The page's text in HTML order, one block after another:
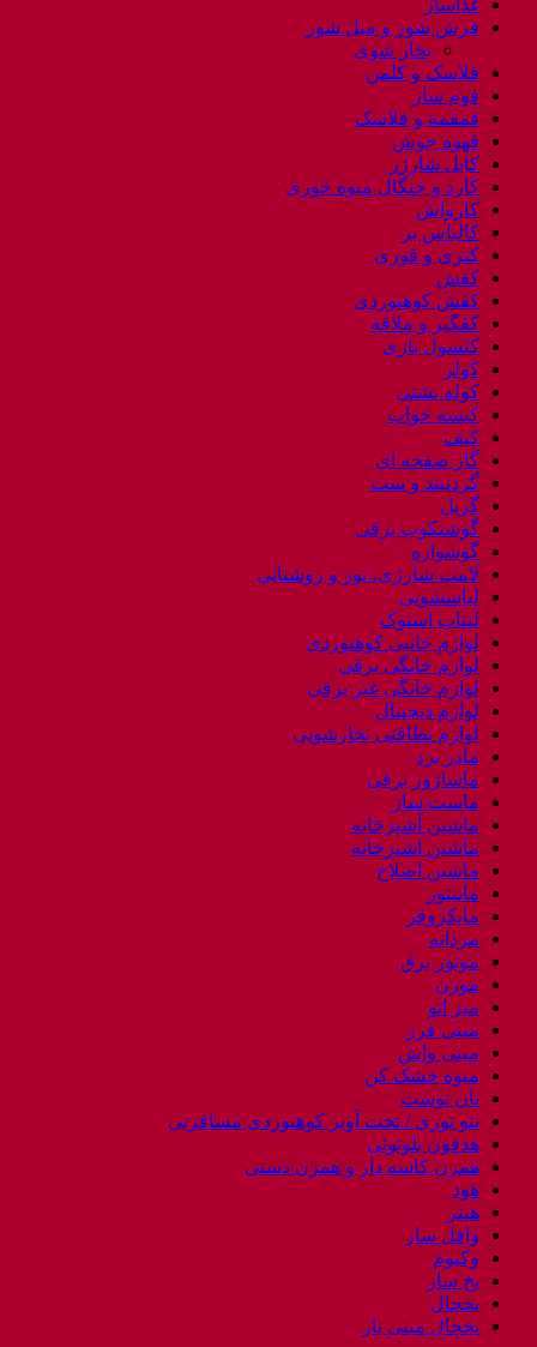
فرش شور و مبل شور
بخار شوی
فلاسک و کلمن
فوم ساز
قمقمه و فلاسک
قهوه جوش
کابل شارژر
کارد و چنگال میوه خوری
کارواش
کالباس بر
کتری و قوری
کفش
کفش کوهنوردی
کفگیر و ملاقه
کنسول بازی
کولر
کوله پشتی
کیسه خواب
کیف
گاز صفحه ای
گردنبند و ست
گریل
گوشتکوب برقی
گوشواره
لامپ شارژی، نور و روشنایی
لباسشویی
لپتاب استوک
لوازم جانبی کوهنوردی
لوازم خانگی برقی
لوازم خانگی غیر برقی
لوازم دیجیتال
لوازم نظافتی بخارشویی
مادر برد
ماساژور برقی
ماست ساز
ماشین آشپزخانه
ماشین اشپزخانه
ماشین اصلاح
مانیتور
مایکروفر
مردانه
موتور برق
موزن
میز اتو
مینی فرز
مینی واش
میوه خشک کن
نان توست
ننو توری / تخت آویز کوهنوردی مسافرتی
هدفون بلوتوثی
همزن کاسه دار و همزن دستی
هود
هیتر
وافل ساز
وکیوم
یخ ساز
یخچال
یخچال مینی بار